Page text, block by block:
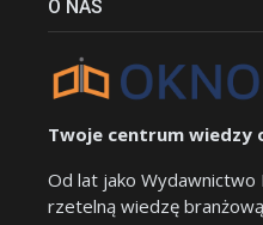
O NAS
Twoje centrum
Od lat jako
rzetelną wiedzę